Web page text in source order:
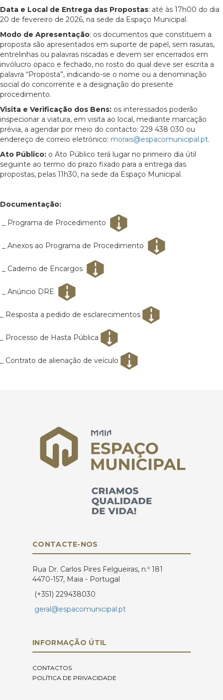
Data e Local de Entrega das Propostas: até às 17h00 do dia
20 de fevereiro de 2026, na sede da Espaço Municipal.
Modo de Apresentação: os documentos que constituem a
proposta são apresentados em suporte de papel, sem rasuras,
entrelinhas ou palavras riscadas e devem ser encerrados em
invólucro opaco e fechado, no rosto do qual deve ser escrita a
palavra “Proposta”, indicando-se o nome ou a denominação
social do concorrente e a designação do presente
procedimento.
Visita e Verificação dos Bens: os interessados poderão
inspecionar a viatura, em visita ao local, mediante marcação
prévia, a agendar por meio do contacto: 229 438 030 ou
endereço de correio eletrónico: morais@espacomunicipal.pt.
Ato Público: o Ato Público terá lugar no primeiro dia útil
seguinte ao termo do prazo fixado para a entrega das
propostas, pelas 11h30, na sede da Espaço Municipal.
Documentação:
_ Programa de Procedimento
_ Anexos ao Programa de Procedimento
_ Caderno de Encargos
_ Anúncio DRE
_ Resposta a pedido de esclarecimentos
_ Processo de Hasta Pública
_ Contrato de alienação de veículo
CONTACTE-NOS
Rua Dr. Carlos Pires Felgueiras, n.º 181
4470-157, Maia - Portugal
(+351) 229438030
geral@espacomunicipal.pt
INFORMAÇÃO ÚTIL
CONTACTOS
POLÍTICA DE PRIVACIDADE